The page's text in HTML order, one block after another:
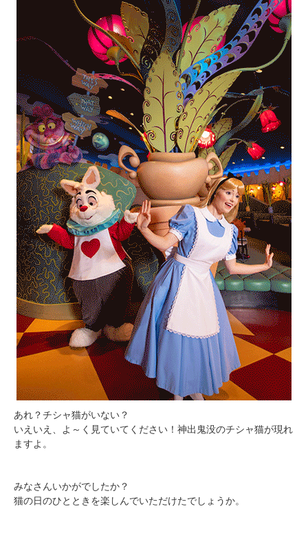
あれ？チシャ猫がいない？
いえいえ、よ～く見ていてください！神出鬼没のチシャ猫が現れ
ますよ。
みなさんいかがでしたか？
猫の日のひとときを楽しんでいただけたでしょうか。